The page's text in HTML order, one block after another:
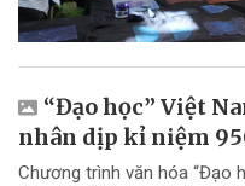
“Đạo học” Việt
nhân dịp kỉ niệm
Chương trình văn hóa “Đạo